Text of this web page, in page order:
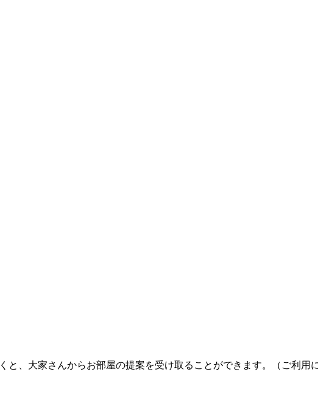
、大家さんからお部屋の提案を受け取ることができます。（ご利用